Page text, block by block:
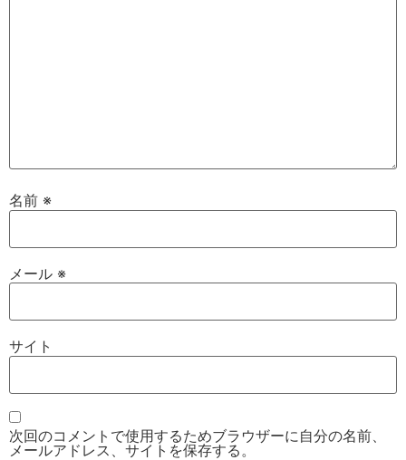
名前 ※
メール ※
サイト
次回のコメントで使用するためブラウザーに自分の名前、
メールアドレス、サイトを保存する。